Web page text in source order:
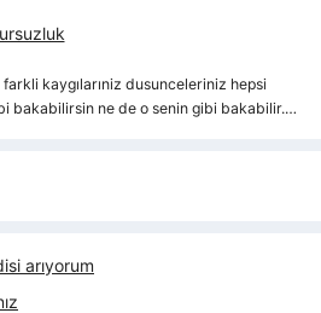
kaygılarıniz dusunceleriniz hepsi
bakabilirsin ne de o senin gibi bakabilir.…
arıyorum